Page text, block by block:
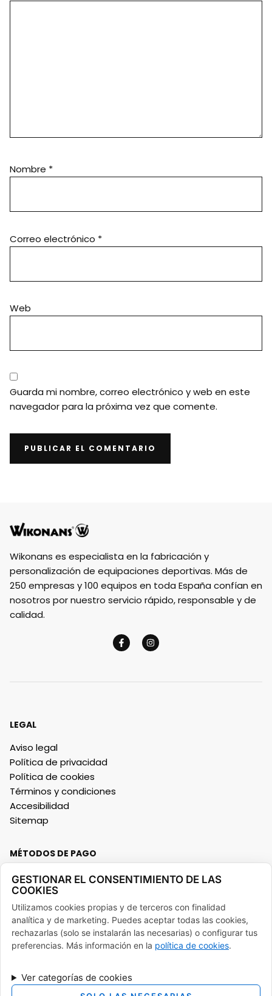
Nombre *
Correo electrónico *
Web
Guarda mi nombre, correo electrónico y web en este
navegador para la próxima vez que comente.
Wikonans es especialista en la fabricación y
personalización de equipaciones deportivas. Más de
250 empresas y 100 equipos en toda España confían en
nosotros por nuestro servicio rápido, responsable y de
calidad.
LEGAL
Aviso legal
Política de privacidad
Política de cookies
Términos y condiciones
Accesibilidad
Sitemap
MÉTODOS DE PAGO
FINANCIADO POR LA UNIÓN EUROPEA CON EL PROGRAMA KIT
DIGITAL POR LOS FONDOS NEXT GENERATION (EU) DEL
MECANISMO DE RECUPERACIÓN Y RESILENCIA
GESTIONAR EL CONSENTIMIENTO DE LAS
COOKIES
Utilizamos cookies propias y de terceros con finalidad
analítica y de marketing. Puedes aceptar todas las cookies,
rechazarlas (solo se instalarán las necesarias) o configurar tus
preferencias. Más información en la política de cookies.
Ver categorías de cookies